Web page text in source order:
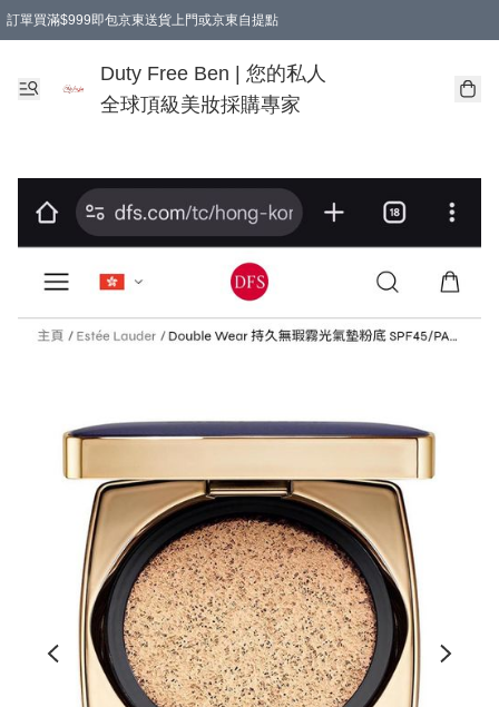
訂單買滿$999即包京東送貨上門或京東自提點
Duty Free Ben | 您的私人
全球頂級美妝採購專家